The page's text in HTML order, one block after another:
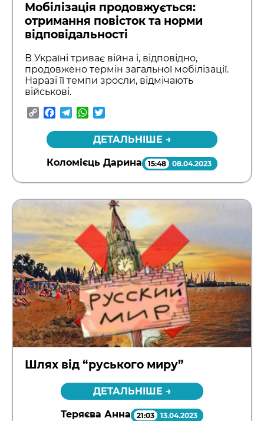
Мобілізація продовжується:
отримання повісток та норми
відповідальності
В Україні триває війна і, відповідно,
продовжено термін загальної мобілізації.
Наразі її темпи зросли, відмічають
військові.
CopyFacebook
TelegramWhatsApp
ДЕТАЛЬНІШЕ →
Коломієць Дарина 15:48 08.04.2023
Шлях від “руського миру”
ДЕТАЛЬНІШЕ →
Теряєва Анна 21:03 13.04.2023